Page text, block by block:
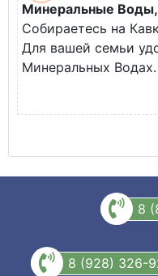
Минеральные Воды,
Собираетесь на
Для вашей семьи
Минеральных
8
8 (928) 326-